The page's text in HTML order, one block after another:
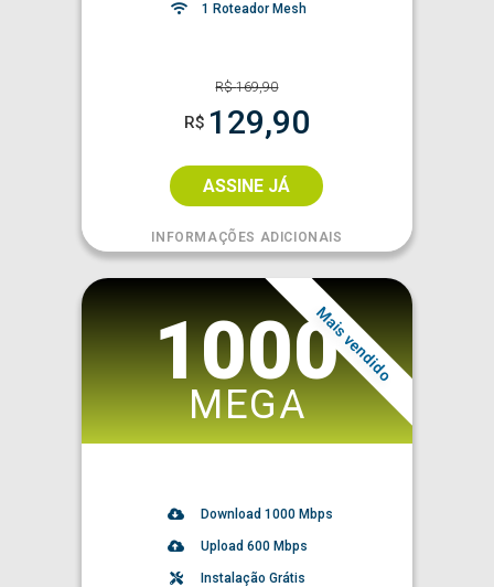
1 Roteador Mesh
R$169,90
R$ 129,90
ASSINE JÁ
INFORMAÇÕES ADICIONAIS
Mais vendido
1000
MEGA
Download 1000Mbps
Upload 600 Mbps
Instalação Grátis